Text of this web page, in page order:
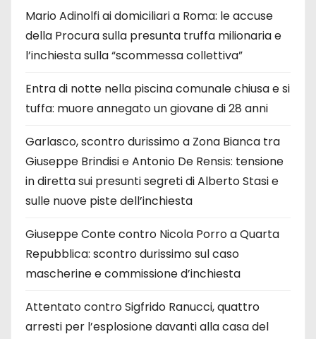
Mario Adinolfi ai domiciliari a Roma: le accuse
della Procura sulla presunta truffa milionaria e
l’inchiesta sulla “scommessa collettiva”
Entra di notte nella piscina comunale chiusa e si
tuffa: muore annegato un giovane di 28 anni
Garlasco, scontro durissimo a Zona Bianca tra
Giuseppe Brindisi e Antonio De Rensis: tensione
in diretta sui presunti segreti di Alberto Stasi e
sulle nuove piste dell’inchiesta
Giuseppe Conte contro Nicola Porro a Quarta
Repubblica: scontro durissimo sul caso
mascherine e commissione d’inchiesta
Attentato contro Sigfrido Ranucci, quattro
arresti per l’esplosione davanti alla casa del